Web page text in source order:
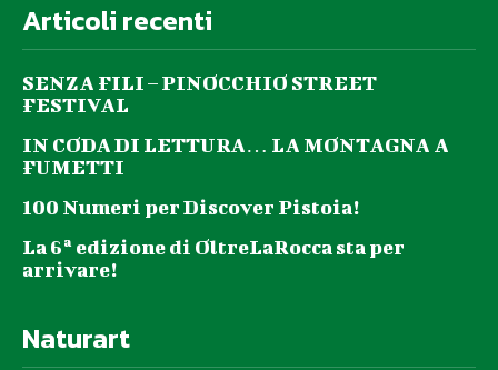
Articoli recenti
SENZA FILI – PINOCCHIO STREET
FESTIVAL
IN CODA DI LETTURA… LA MONTAGNA A
FUMETTI
100 Numeri per Discover Pistoia!
La 6ª edizione di OltreLaRocca sta per
arrivare!
Naturart